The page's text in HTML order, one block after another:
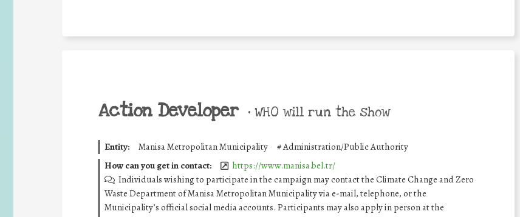
Action Developer • WHO will run the show
Entity: Manisa Metropolitan Municipality #Administration/Public Authority
How can you get in contact:
https://www.manisa.bel.tr/
Individuals wishing to participate in the campaign may contact the Climate Change and Zero
Waste Department of Manisa Metropolitan Municipality via e-mail, telephone, or the
Municipality’s official social media accounts. Participants may also apply in person at the